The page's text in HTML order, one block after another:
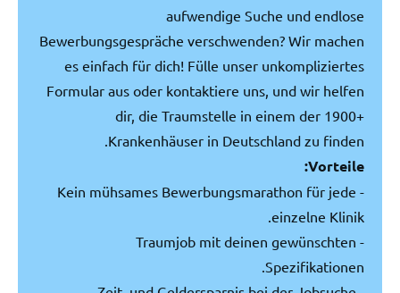
aufwendige Suche und endlose
Bewerbungsgespräche verschwenden? Wir machen
es einfach für dich! Fülle unser unkompliziertes
Formular aus oder kontaktiere uns, und wir helfen
dir, die Traumstelle in einem der 1900+
Krankenhäuser in Deutschland zu finden.
Vorteile:
- Kein mühsames Bewerbungsmarathon für jede
einzelne Klinik.
- Traumjob mit deinen gewünschten
Spezifikationen.